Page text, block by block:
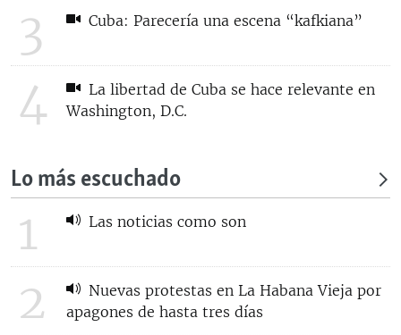
3 Cuba: Parecería una escena “kafkiana”
4
La libertad de Cuba se hace relevante en
Washington, D.C.
Lo más escuchado
1 Las noticias como son
2
Nuevas protestas en La Habana Vieja por
apagones de hasta tres días